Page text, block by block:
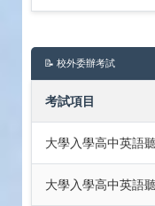
📝 校外委辦考試
考試項目
大學入學高中英語
大學入學高中英語